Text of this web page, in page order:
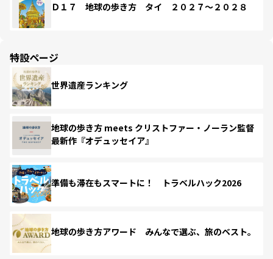
Ｄ１７ 地球の歩き方 タイ ２０２７～２０２８
特設ページ
世界遺産ランキング
地球の歩き方 meets クリストファー・ノーラン監督
最新作『オデュッセイア』
準備も滞在もスマートに！ トラベルハック2026
地球の歩き方アワード みんなで選ぶ、旅のベスト。